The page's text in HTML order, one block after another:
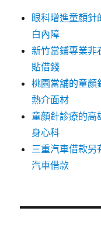
眼科增進童顏
白內障
新竹當鋪專業非
貼借錢
桃園當舖的童顏
熱介面材
童顏針診療的高
身心科
三重汽車借款另
汽車借款